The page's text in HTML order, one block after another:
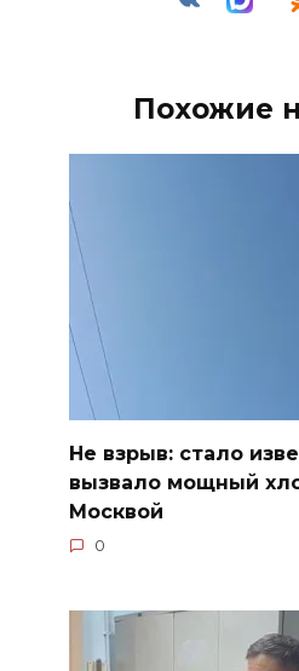
Похожие
Не взрыв: стало
вызвало мощный
Москвой
0